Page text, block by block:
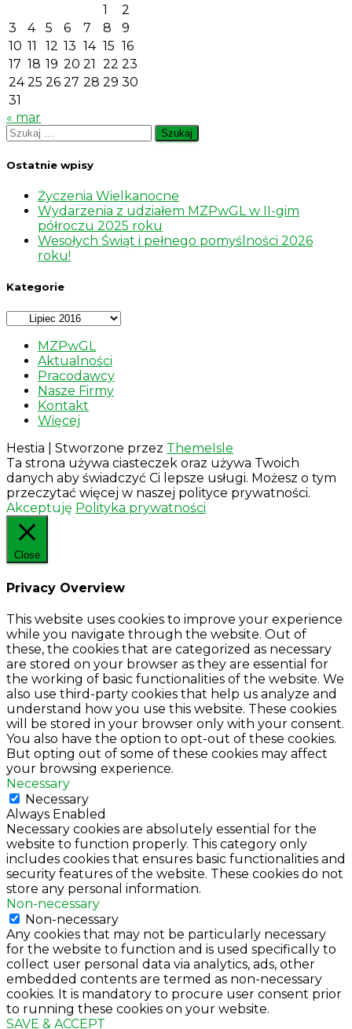
1
2
3
4 5 6 7 8
9
10 11 12 13 14 15 16
17 18 19 20 21 22 23
24 25 26 27 28 29 30
31
« mar
Szukaj:
Ostatnie wpisy
Życzenia Wielkanocne
Wydarzenia z udziałem MZPwGL w II-gim
półroczu 2025 roku
Wesołych Świąt i pełnego pomyślności 2026
roku!
Kategorie
Kategorie
MZPwGL
Aktualności
Pracodawcy
Nasze Firmy
Kontakt
Więcej
Hestia | Stworzone przez ThemeIsle
Ta strona używa ciasteczek oraz używa Twoich
danych aby świadczyć Ci lepsze usługi. Możesz o tym
przeczytać więcej w naszej polityce prywatności.
Akceptuję Polityka prywatności
Close
Privacy Overview
This website uses cookies to improve your experience
while you navigate through the website. Out of
these, the cookies that are categorized as necessary
are stored on your browser as they are essential for
the working of basic functionalities of the website. We
also use third-party cookies that help us analyze and
understand how you use this website. These cookies
will be stored in your browser only with your consent.
You also have the option to opt-out of these cookies.
But opting out of some of these cookies may affect
your browsing experience.
Necessary
Necessary
Always Enabled
Necessary cookies are absolutely essential for the
website to function properly. This category only
includes cookies that ensures basic functionalities and
security features of the website. These cookies do not
store any personal information.
Non-necessary
Non-necessary
Any cookies that may not be particularly necessary
for the website to function and is used specifically to
collect user personal data via analytics, ads, other
embedded contents are termed as non-necessary
cookies. It is mandatory to procure user consent prior
to running these cookies on your website.
SAVE & ACCEPT